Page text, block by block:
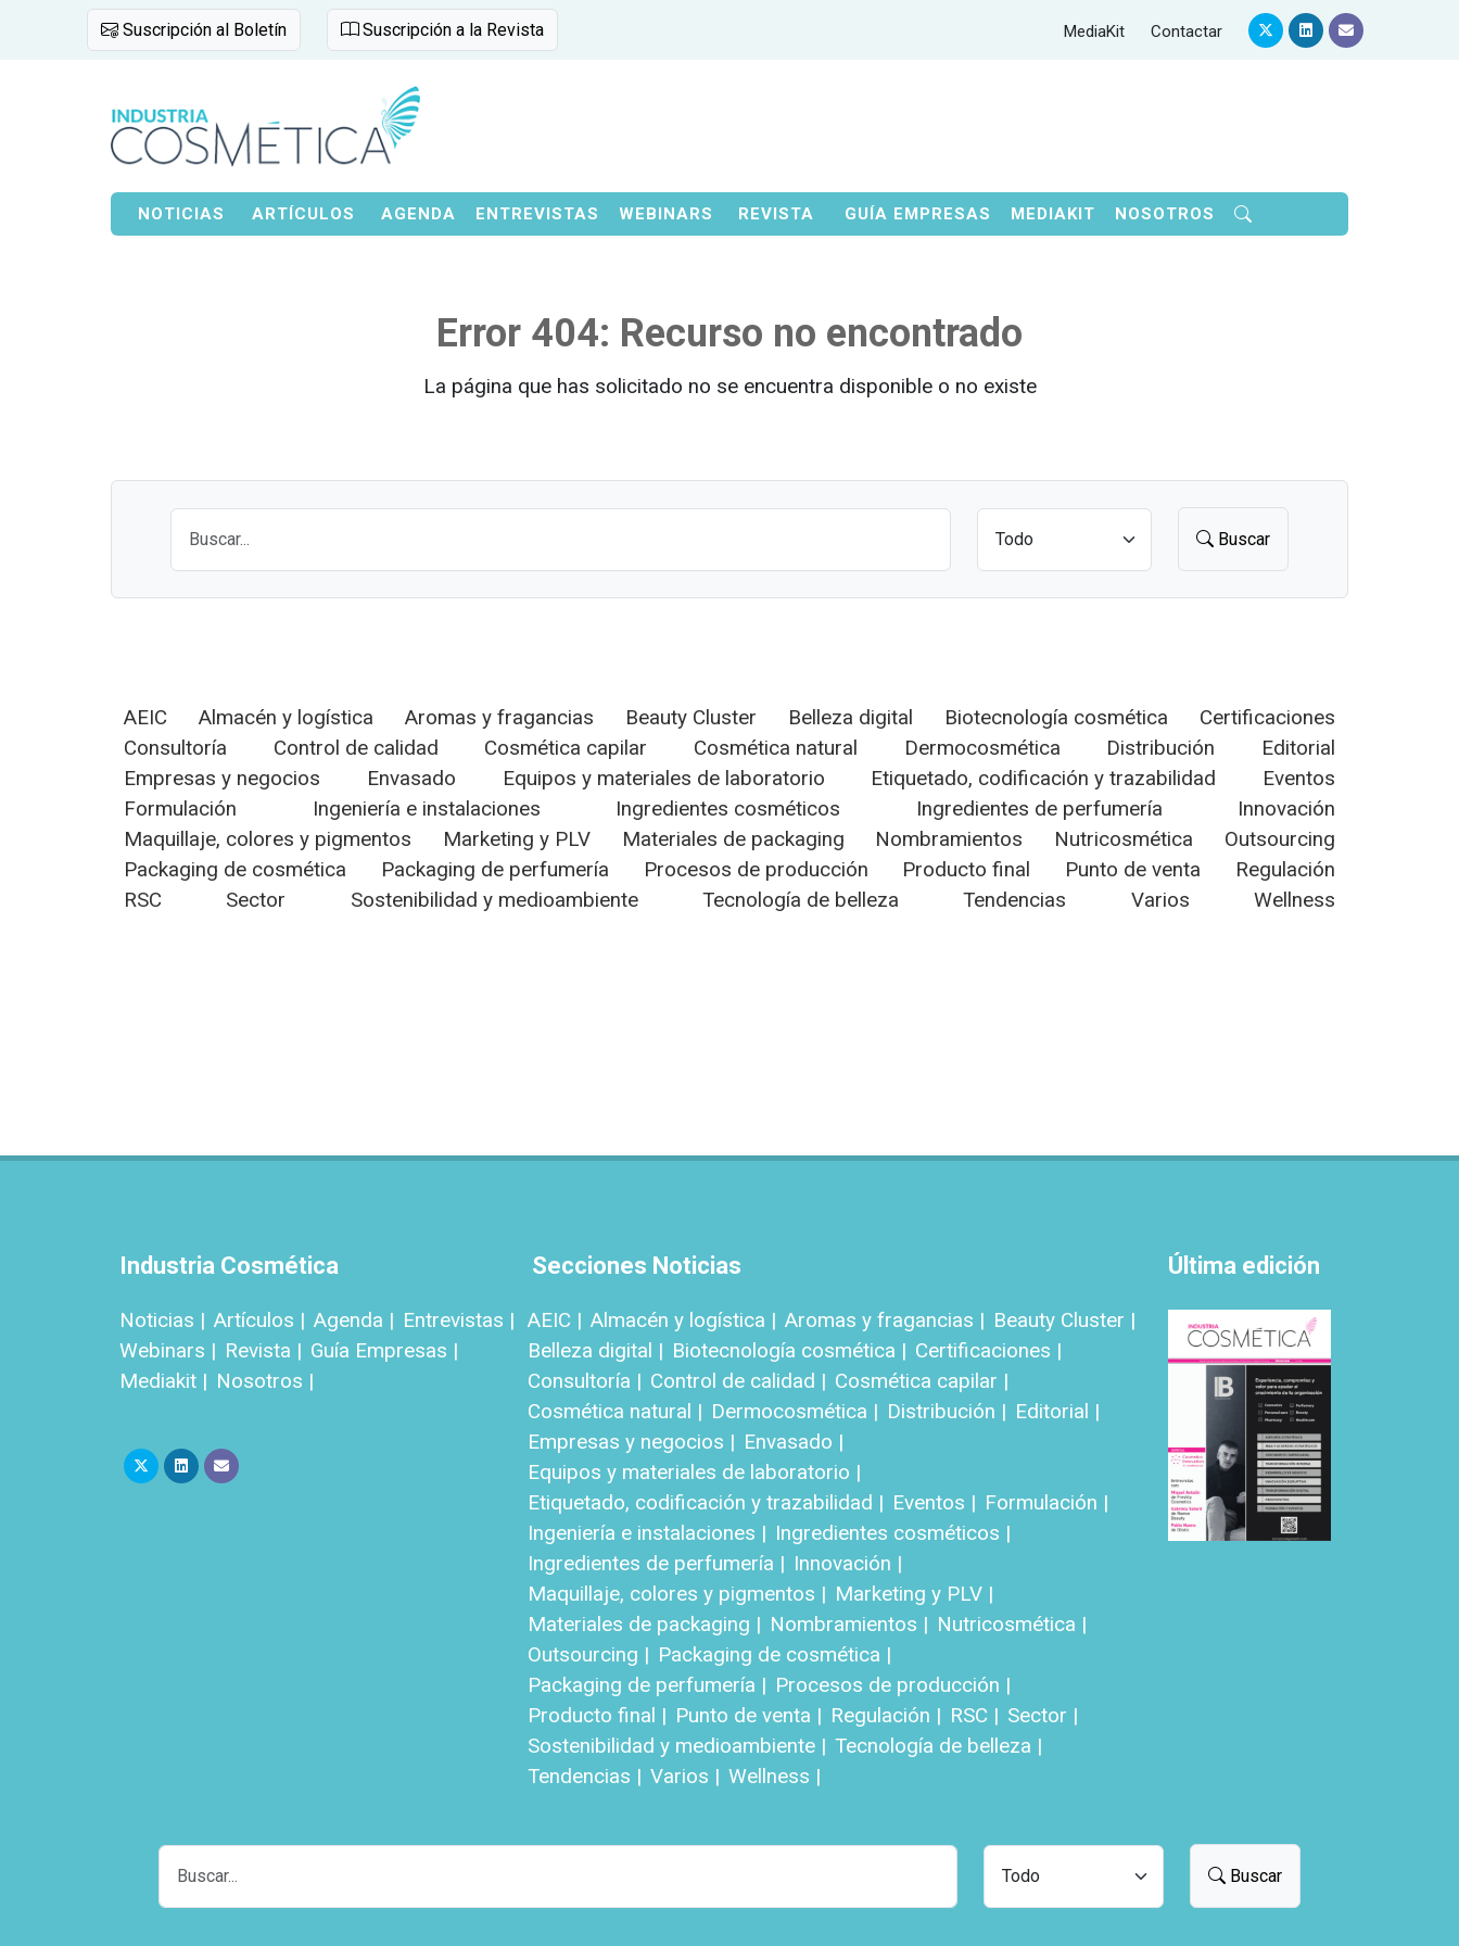
Suscripción al Boletín Suscripción a la Revista MediaKit Contactar
NOTICIAS ARTÍCULOS AGENDA ENTREVISTAS WEBINARS REVISTA GUÍA EMPRESAS MEDIAKIT NOSOTROS
Error 404: Recurso no encontrado
La página que has solicitado no se encuentra disponible o no existe
Buscar
AEIC Almacén y logística Aromas y fragancias Beauty Cluster Belleza digital Biotecnología cosmética
Certificaciones
Consultoría
Control de calidad Cosmética capilar Cosmética natural Dermocosmética Distribución
Editorial
Empresas y negocios
Envasado Equipos y materiales de laboratorio Etiquetado, codificación y trazabilidad
Eventos
Formulación
Ingeniería e instalaciones Ingredientes cosméticos Ingredientes de perfumería
Innovación
Maquillaje, colores y pigmentos
Marketing y PLV Materiales de packaging Nombramientos Nutricosmética
Outsourcing
Packaging de cosmética
Packaging de perfumería Procesos de producción Producto final Punto de venta
Regulación
RSC
Sector Sostenibilidad y medioambiente Tecnología de belleza Tendencias Varios Wellness
Industria Cosmética
Noticias | Artículos | Agenda | Entrevistas |
Webinars | Revista | Guía Empresas |
Mediakit | Nosotros |
Secciones Noticias
AEIC | Almacén y logística | Aromas y fragancias | Beauty Cluster |
Belleza digital | Biotecnología cosmética | Certificaciones |
Consultoría | Control de calidad | Cosmética capilar |
Cosmética natural | Dermocosmética | Distribución | Editorial |
Empresas y negocios | Envasado |
Equipos y materiales de laboratorio |
Etiquetado, codificación y trazabilidad | Eventos | Formulación |
Ingeniería e instalaciones | Ingredientes cosméticos |
Ingredientes de perfumería | Innovación |
Maquillaje, colores y pigmentos | Marketing y PLV |
Materiales de packaging | Nombramientos | Nutricosmética |
Outsourcing | Packaging de cosmética |
Packaging de perfumería | Procesos de producción |
Producto final | Punto de venta | Regulación | RSC | Sector |
Sostenibilidad y medioambiente | Tecnología de belleza |
Tendencias | Varios | Wellness |
Última edición
Buscar